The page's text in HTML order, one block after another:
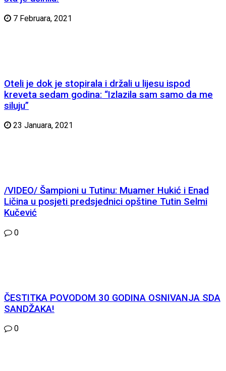
7 Februara, 2021
Oteli je dok je stopirala i držali u lijesu ispod
kreveta sedam godina: “Izlazila sam samo da me
siluju”
23 Januara, 2021
/VIDEO/ Šampioni u Tutinu: Muamer Hukić i Enad
Ličina u posjeti predsjednici opštine Tutin Selmi
Kučević
0
ČESTITKA POVODOM 30 GODINA OSNIVANJA SDA
SANDŽAKA!
0